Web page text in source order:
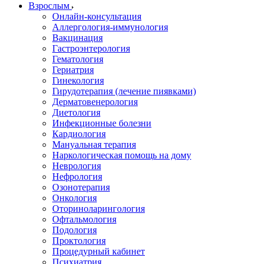
Взрослым
Онлайн-консультация
Аллергология-иммунология
Вакцинация
Гастроэнтерология
Гематология
Гериатрия
Гинекология
Гирудотерапия (лечение пиявками)
Дерматовенерология
Диетология
Инфекционные болезни
Кардиология
Мануальная терапия
Наркологическая помощь на дому
Неврология
Нефрология
Озонотерапия
Онкология
Оториноларингология
Офтальмология
Подология
Проктология
Процедурный кабинет
Психиатрия